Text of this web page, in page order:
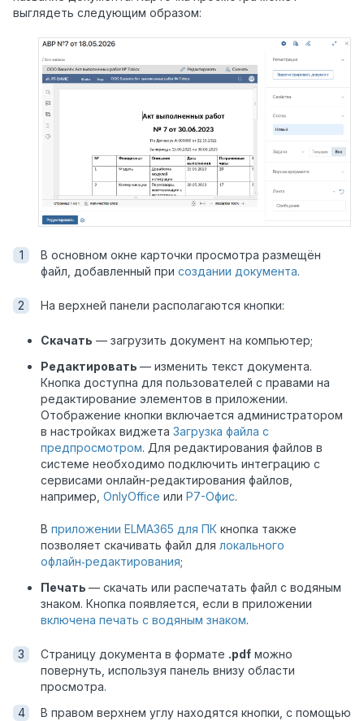
выглядеть следующим образом:
В основном окне карточки просмотра размещён
файл, добавленный при создании документа.
На верхней панели располагаются кнопки:
Скачать — загрузить документ на компьютер;
Редактировать — изменить текст документа.
Кнопка доступна для пользователей с правами на
редактирование элементов в приложении.
Отображение кнопки включается администратором
в настройках виджета Загрузка файла с
предпросмотром. Для редактирования файлов в
системе необходимо подключить интеграцию с
сервисами онлайн-редактирования файлов,
например, OnlyOffice или Р7-Офис.
В приложении ELMA365 для ПК кнопка также
позволяет скачивать файл для локального
офлайн‑редактирования;
Печать — скачать или распечатать файл с водяным
знаком. Кнопка появляется, если в приложении
включена печать с водяным знаком.
Страницу документа в формате .pdf можно
повернуть, используя панель внизу области
просмотра.
В правом верхнем углу находятся кнопки, с помощью